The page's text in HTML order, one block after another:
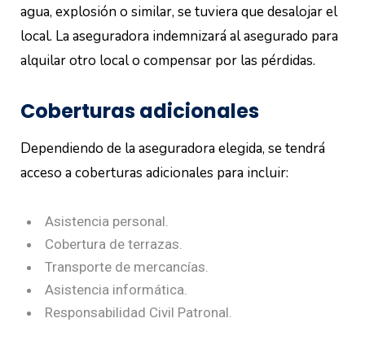
agua, explosión o similar, se tuviera que desalojar el
local. La aseguradora indemnizará al asegurado para
alquilar otro local o compensar por las pérdidas.
Coberturas adicionales
Dependiendo de la aseguradora elegida, se tendrá
acceso a coberturas adicionales para incluir:
Asistencia personal.
Cobertura de terrazas.
Transporte de mercancías.
Asistencia informática.
Responsabilidad Civil Patronal.